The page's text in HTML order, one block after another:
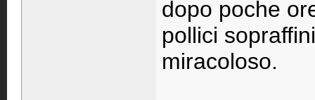
dopo poche
pollici
miracoloso.